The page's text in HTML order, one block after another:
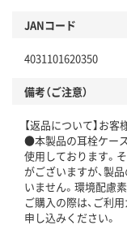
JANコード
4031101620350
備考（ご注意）
【返品について】お
●本製品の耳栓ケー
使用しております。
がございますが、製
いません。環境配慮
ご購入の際は、ご利用
申し込みください。